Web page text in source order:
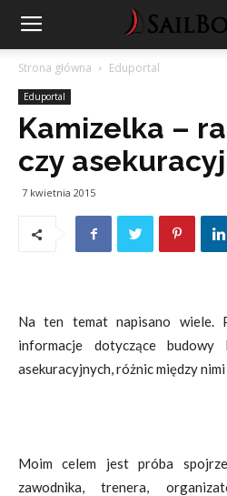
Strona główna Eduportal
Eduportal
Kamizelka –
czy
7 kwietnia 2015
Na ten temat napisano wiele.
informacje dotyczące budowy
asekuracyjnych, różnic między
Moim celem jest próba
zawodnika, trenera,